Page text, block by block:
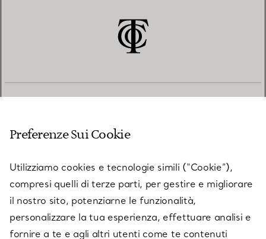
SU TIFFANY & CO.
Preferenze Sui Cookie
Utilizziamo cookies e tecnologie simili (“Cookie”),
compresi quelli di terze parti, per gestire e migliorare
il nostro sito, potenziarne le funzionalità,
personalizzare la tua esperienza, effettuare analisi e
fornire a te e agli altri utenti come te contenuti